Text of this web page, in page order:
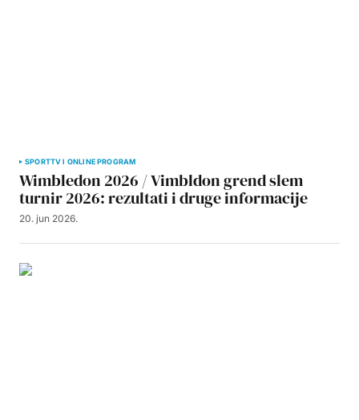
SPORTTV I ONLINE PROGRAM
Wimbledon 2026 / Vimbldon grend slem
turnir 2026: rezultati i druge informacije
20. jun 2026.